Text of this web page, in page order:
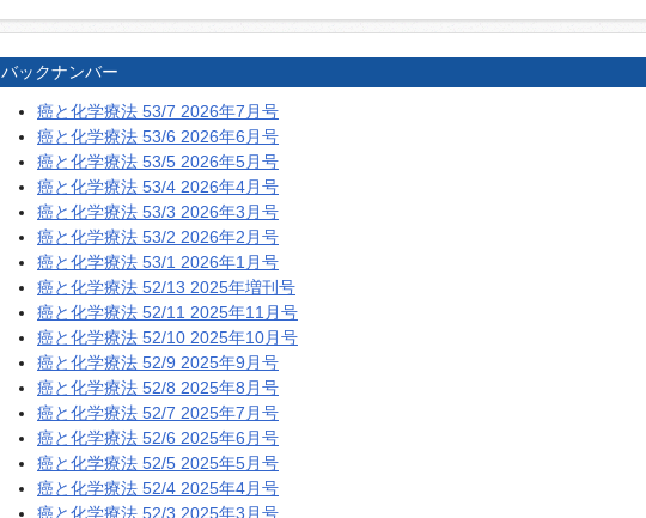
バックナンバー
癌と化学療法 53/7 2026年7月号
癌と化学療法 53/6 2026年6月号
癌と化学療法 53/5 2026年5月号
癌と化学療法 53/4 2026年4月号
癌と化学療法 53/3 2026年3月号
癌と化学療法 53/2 2026年2月号
癌と化学療法 53/1 2026年1月号
癌と化学療法 52/13 2025年増刊号
癌と化学療法 52/11 2025年11月号
癌と化学療法 52/10 2025年10月号
癌と化学療法 52/9 2025年9月号
癌と化学療法 52/8 2025年8月号
癌と化学療法 52/7 2025年7月号
癌と化学療法 52/6 2025年6月号
癌と化学療法 52/5 2025年5月号
癌と化学療法 52/4 2025年4月号
癌と化学療法 52/3 2025年3月号